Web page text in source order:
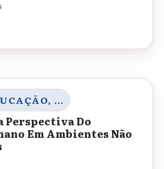
12. EDUCAÇÃO, CULTURA E ARTE
Perspectiva Do
Em Ambientes Não